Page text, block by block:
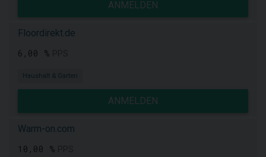
ANMELDEN
Floordirekt.de
6,00 %
Haushalt & Garten
ANMELDEN
Warm-on.com
10,00 %